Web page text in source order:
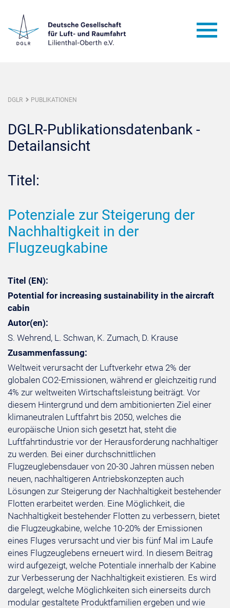
DGLR PUBLIKATIONEN
DGLR-Publikationsdatenbank -
Detailansicht
Titel:
Potenziale zur Steigerung der
Nachhaltigkeit in der
Flugzeugkabine
Titel (EN):
Potential for increasing sustainability in the aircraft
cabin
Autor(en):
S. Wehrend, L. Schwan, K. Zumach, D. Krause
Zusammenfassung:
Weltweit verursacht der Luftverkehr etwa 2% der
globalen CO2-Emissionen, während er gleichzeitig rund
4% zur weltweiten Wirtschaftsleistung beiträgt. Vor
diesem Hintergrund und dem ambitionierten Ziel einer
klimaneutralen Luftfahrt bis 2050, welches die
europäische Union sich gesetzt hat, steht die
Luftfahrtindustrie vor der Herausforderung nachhaltiger
zu werden. Bei einer durchschnittlichen
Flugzeuglebensdauer von 20-30 Jahren müssen neben
neuen, nachhaltigeren Antriebskonzepten auch
Lösungen zur Steigerung der Nachhaltigkeit bestehender
Flotten erarbeitet werden. Eine Möglichkeit, die
Nachhaltigkeit bestehender Flotten zu verbessern, bietet
die Flugzeugkabine, welche 10-20% der Emissionen
eines Fluges verursacht und vier bis fünf Mal im Laufe
eines Flugzeuglebens erneuert wird. In diesem Beitrag
wird aufgezeigt, welche Potentiale innerhalb der Kabine
zur Verbesserung der Nachhaltigkeit existieren. Es wird
dargelegt, welche Möglichkeiten sich einerseits durch
modular gestaltete Produktfamilien ergeben und wie